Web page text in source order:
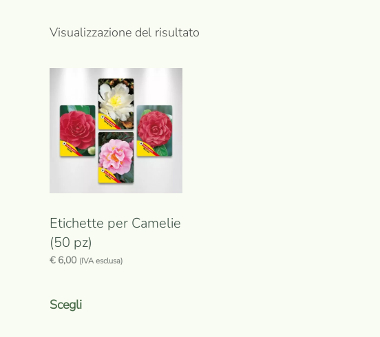
Visualizzazione del risultato
Etichette per Camelie
(50 pz)
€6,00 (IVA esclusa)
Scegliprodotto